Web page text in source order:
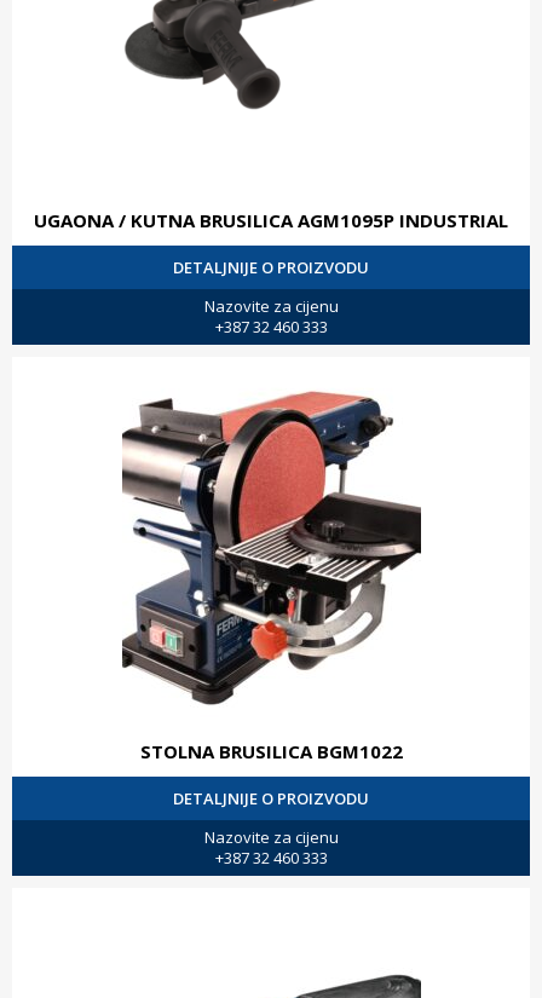
UGAONA / KUTNA BRUSILICA AGM1095P INDUSTRIAL
DETALJNIJE O PROIZVODU
Nazovite za cijenu
+387 32 460 333
STOLNA BRUSILICA BGM1022
DETALJNIJE O PROIZVODU
Nazovite za cijenu
+387 32 460 333